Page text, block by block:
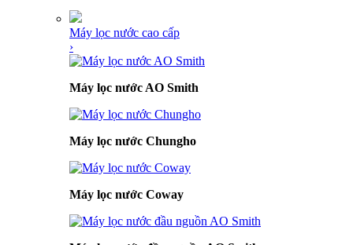
Máy lọc nước cao cấp
›
Máy lọc nước AO Smith
Máy lọc nước Chungho
Máy lọc nước Coway